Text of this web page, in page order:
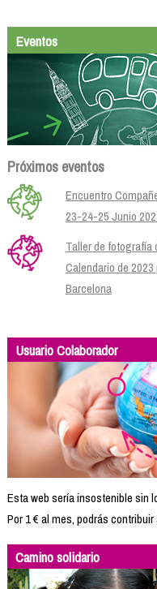
Eventos
Próximos eventos
Encuentro
23-24-25 Junio
Taller de fotografía
Calendario de
Barcelona
Usuario Colaborador
Esta web sería insostenible sin
Por 1 € al mes, podrás
Camino solidario